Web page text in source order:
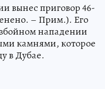
вынес приговор 46-
– Прим.). Его
нападении
камнями, которое
в Дубае.